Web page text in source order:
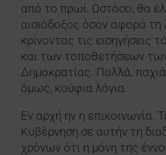
από το πρωί. Ωστόσο, θα
αισιόδοξος όσον αφορά
κρίνοντας τις
και των τοποθετήσεων
Δημοκρατίας. Πολλά,
όμως, κούφια λόγια.
Εν αρχή ην η επικοινωνία.
Κυβέρνηση σε αυτήν τη
χρόνων ότι η μόνη της